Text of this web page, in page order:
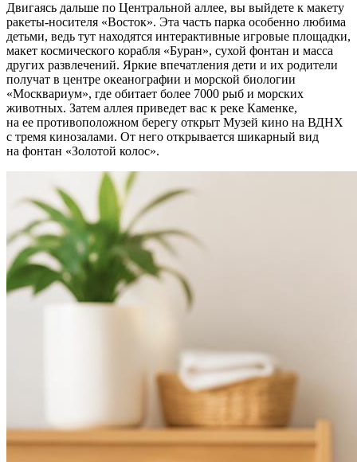
Двигаясь дальше по Центральной аллее, вы выйдете к макету
ракеты-носителя «Восток». Эта часть парка особенно любима
детьми, ведь тут находятся интерактивные игровые площадки,
макет космического корабля «Буран», сухой фонтан и масса
других развлечений. Яркие впечатления дети и их родители
получат в центре океанографии и морской биологии
«Москвариум», где обитает более 7000 рыб и морских
животных. Затем аллея приведет вас к реке Каменке,
на ее противоположном берегу открыт Музей кино на ВДНХ
с тремя кинозалами. От него открывается шикарный вид
на фонтан «Золотой колос».